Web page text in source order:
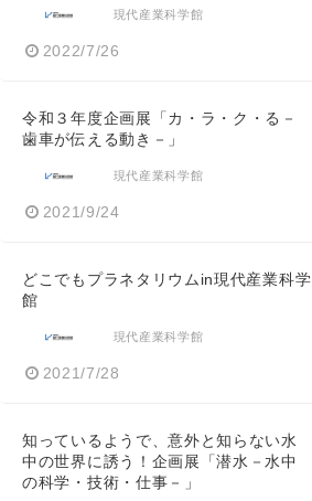
現代産業科学館
2022/7/26
令和３年度企画展「カ・ラ・ク・る－
歯車が伝える動き－」
現代産業科学館
2021/9/24
どこでもプラネタリウムin現代産業科学
館
現代産業科学館
2021/7/28
知っているようで、意外と知らない水
中の世界に誘う！企画展「潜水－水中
の科学・技術・仕事－」